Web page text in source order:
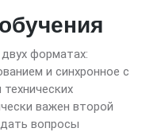
форматах:
и синхронное с
важен второй
вопросы